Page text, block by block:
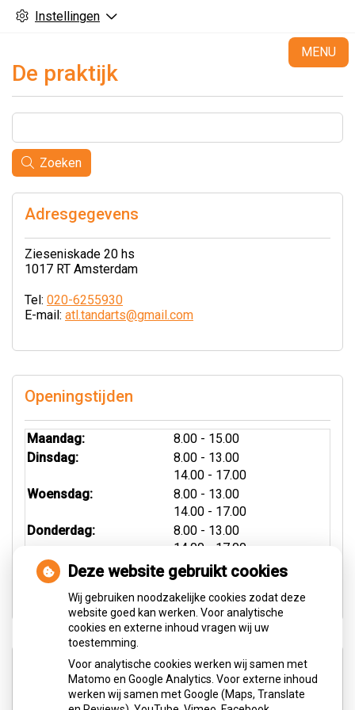
Instellingen
MENU
De praktijk
Zoeken
Adresgegevens
Zieseniskade 20 hs
1017 RT Amsterdam
Tel: 020-6255930
E-mail: atl.tandarts@gmail.com
Openingstijden
Maandag:
8.00 - 15.00
Dinsdag:
8.00 tot
- 13.00
14.00 tot
- 17.00
Woensdag:
8.00 tot
- 13.00
14.00 tot
- 17.00
Donderdag:
8.00 tot
- 13.00
14.00
tot
- 17.00
Vrijdag:
8.00 - 13.00
Zaterdag:
Aangesloten bij:
Deze website gebruikt cookies
Wij gebruiken noodzakelijke cookies zodat deze
website goed kan werken. Voor analytische
cookies en externe inhoud vragen wij uw
toestemming.
Voor analytische cookies werken wij samen met
Matomo en Google Analytics. Voor externe inhoud
werken wij samen met Google (Maps, Translate